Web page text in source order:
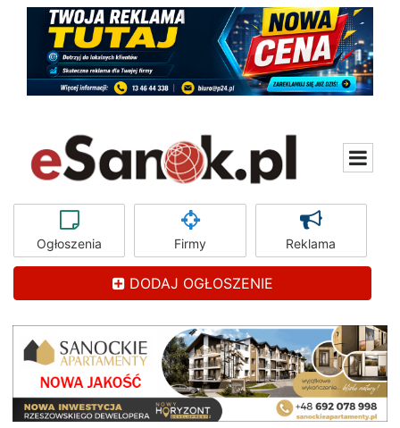
Ogłoszenia Firmy Reklama
DODAJ OGŁOSZENIE